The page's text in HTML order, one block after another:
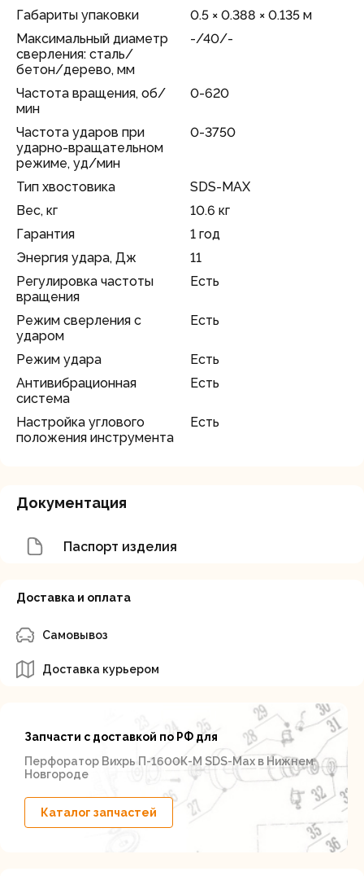
Габариты упаковки
0.5 × 0.388 × 0.135 м
Максимальный диаметр
сверления: сталь/
бетон/дерево, мм
-/40/-
Частота вращения, об/
мин
0-620
Частота ударов при
ударно-вращательном
режиме, уд/мин
0-3750
Тип хвостовика
SDS-MAX
Вес, кг
10.6 кг
Гарантия
1 год
Энергия удара, Дж
11
Регулировка частоты
вращения
Есть
Режим сверления с
ударом
Есть
Режим удара
Есть
Антивибрационная
система
Есть
Настройка углового
положения инструмента
Есть
Документация
Паспорт изделия
Доставка и оплата
Самовывоз
Доставка курьером
Запчасти с доставкой по РФ для
Перфоратор Вихрь П-1600К-М SDS-Max в Нижнем
Новгороде
Каталог запчастей